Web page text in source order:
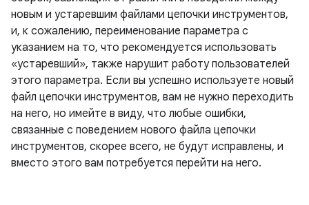
новым и устаревшим файлами цепочки инструментов,
и, к сожалению, переименование параметра с
указанием на то, что рекомендуется использовать
«устаревший», также нарушит работу пользователей
этого параметра. Если вы успешно используете новый
файл цепочки инструментов, вам не нужно переходить
на него, но имейте в виду, что любые ошибки,
связанные с поведением нового файла цепочки
инструментов, скорее всего, не будут исправлены, и
вместо этого вам потребуется перейти на него.